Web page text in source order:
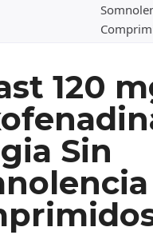
120
Sin